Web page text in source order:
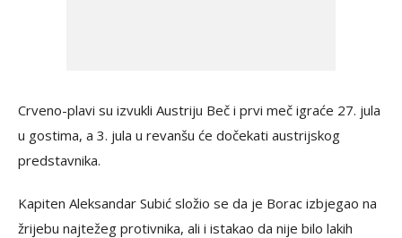
Crveno-plavi su izvukli Austriju Beč i prvi meč igraće 27. jula
u gostima, a 3. jula u revanšu će dočekati austrijskog
predstavnika.
Kapiten Aleksandar Subić složio se da je Borac izbjegao na
žrijebu najtežeg protivnika, ali i istakao da nije bilo lakih